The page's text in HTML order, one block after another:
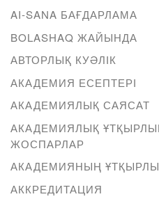
AI-SANA БАҒДАРЛАМА
BOLASHAQ ЖАЙЫНДА
АВТОРЛЫҚ КУӘЛІК
АКАДЕМИЯ ЕСЕПТЕРІ
АКАДЕМИЯЛЫҚ САЯСАТ
АКАДЕМИЯЛЫҚ
ЖОСПАРЛАР
АКАДЕМИЯНЫҢ
АККРЕДИТАЦИЯ